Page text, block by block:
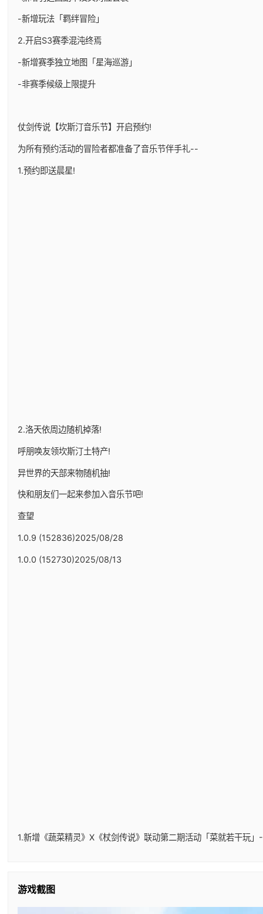
-新增玩法「羁绊冒险」
2.开启S3赛季混沌终焉
-新增赛季独立地图「星海巡游」
-非赛季候级上限提升
仗剑传说【坎斯汀音乐节】开启预约!
为所有预约活动的冒险者都准备了音乐节伴手礼--
1.预约即送晨星!
2.洛天依周边随机掉落!
呼朋唤友领坎斯汀土特产!
异世界的天部来物随机抽!
快和朋友们一起来参加入音乐节吧!
查望
1.0.9 (152836)2025/08/28
1.0.0 (152730)2025/08/13
1.新增《蔬菜精灵》X《杖剑传说》联动第二期活动「菜就若干玩
游戏截图